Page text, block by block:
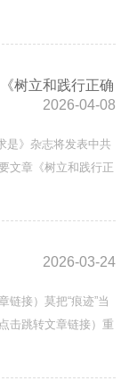
树立和践行正确
2026-04-08
是》杂志将发表中共
文章《树立和践行正
2026-03-24
链接）莫把“痕迹”当
击跳转文章链接）重